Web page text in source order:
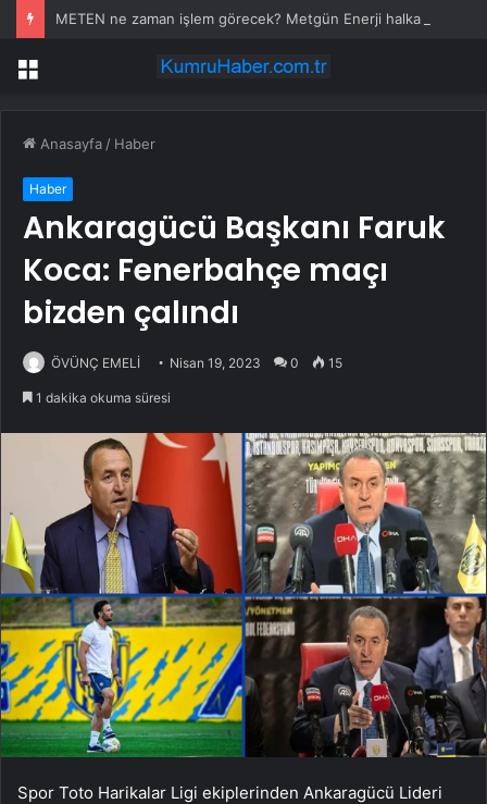
Menü
Anasayfa / Haber
Haber
Ankaragücü Başkanı Faruk
Koca: Fenerbahçe maçı
bizden çalındı
ÖVÜNÇ EMELİ Nisan 19, 2023 0 15
1 dakika okuma süresi
Spor Toto Harikalar Ligi ekiplerinden Ankaragücü Lideri